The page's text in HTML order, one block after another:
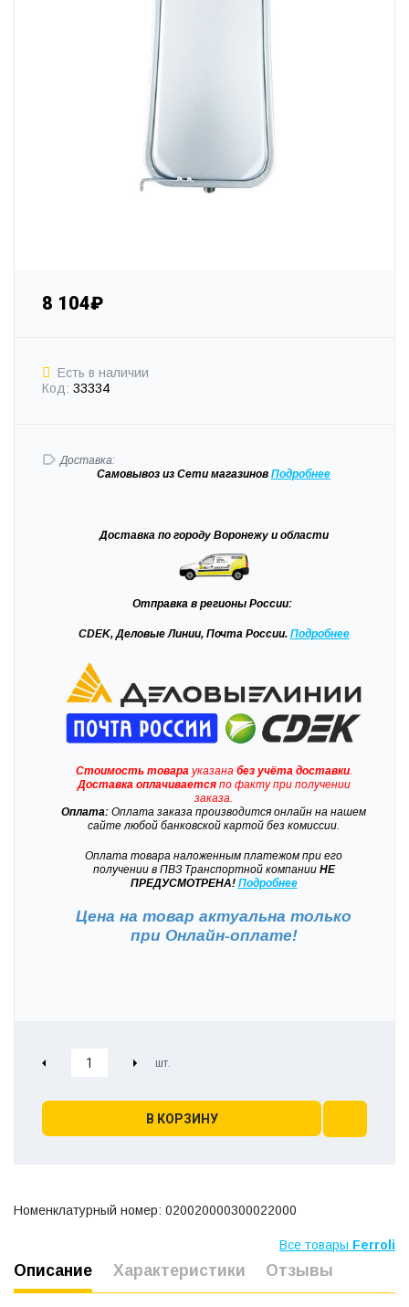
8 104₽
Есть в наличии
Код: 33334
Доставка:
Самовывоз из Сети магазинов Подробнее
Доставка по городу Воронежу и области
Отправка в регионы России:
CDEK, Деловые Линии, Почта России. Подробнее
Стоимость товарауказана без учёта доставки.
Доставкаоплачиваетсяпо факту при получении
заказа.
Оплата: Оплата заказа производится онлайн на нашем
сайте любой банковской картой без комиссии.
Оплата товара наложенным платежом при его
получении в ПВЗ Транспортной компанииНЕ
ПРЕДУСМОТРЕНА! Подробнее
Цена на товар актуальна только
при Онлайн-оплате!
В КОРЗИНУ
Номенклатурный номер: 020020000300022000
Все товары Ferroli
Описание Характеристики Отзывы